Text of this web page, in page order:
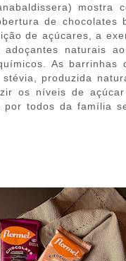
mostra
de chocolates
de açúcares, a
naturais
As barrinhas
produzida
os níveis de
todos da família